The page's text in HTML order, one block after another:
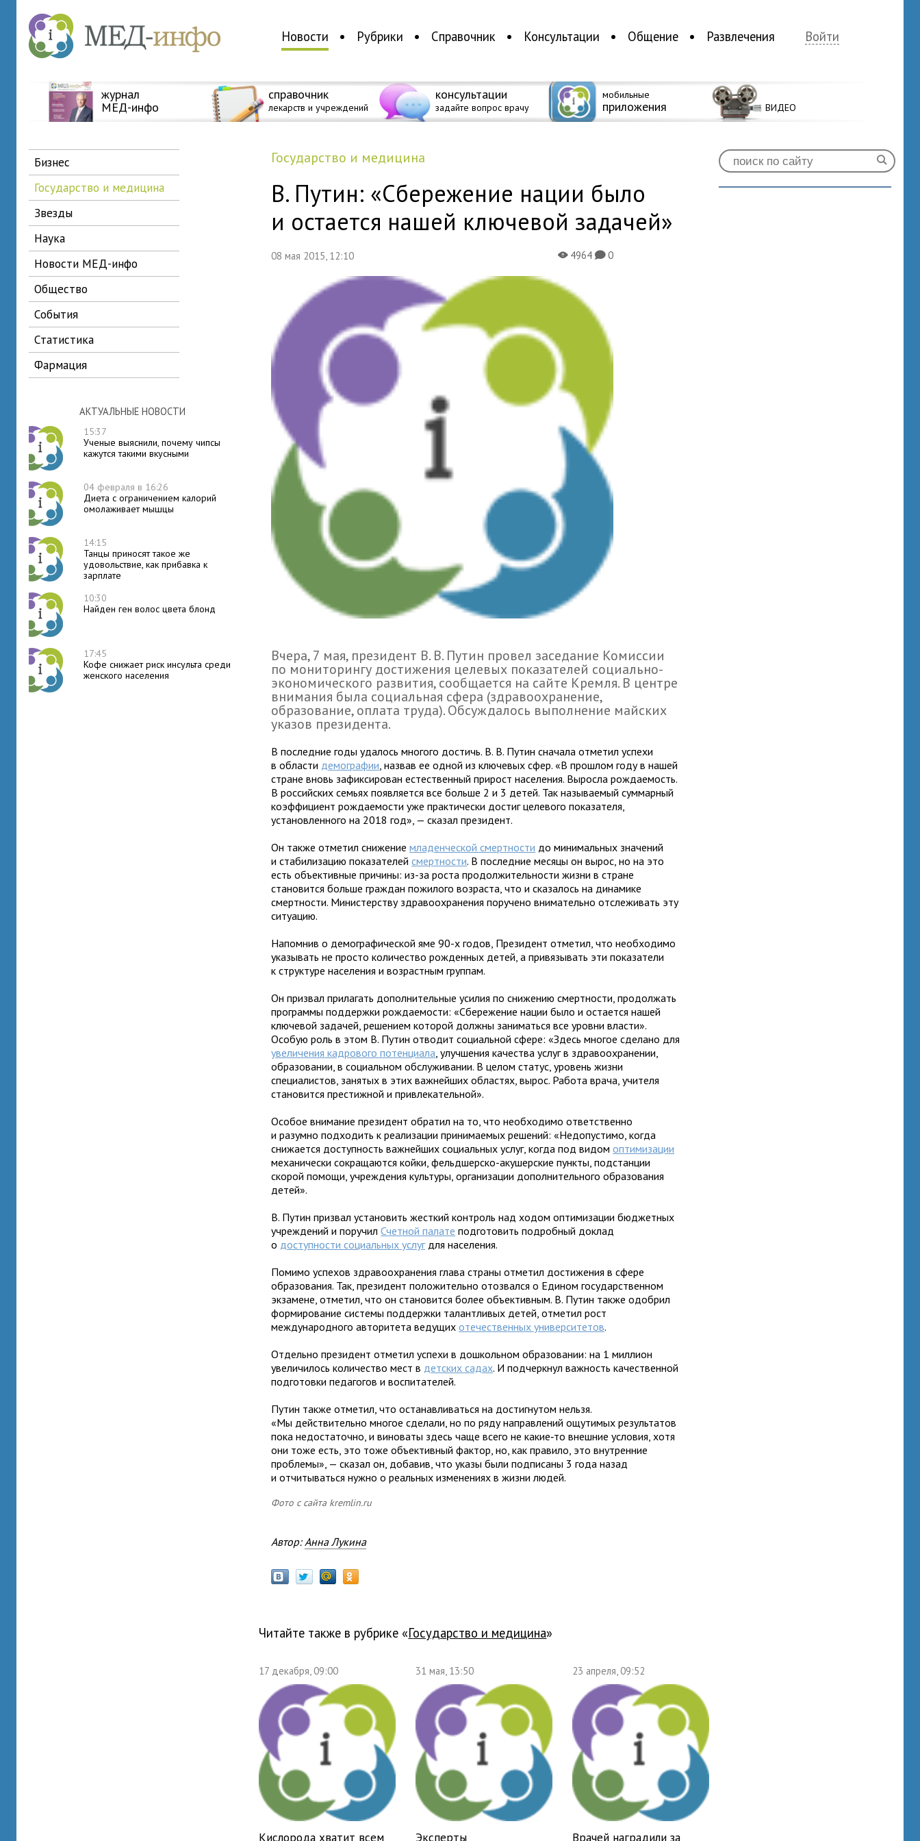
Новости Рубрики Справочник Консультации Общение Развлечения Войти
журнал
МЕД-инфо
справочник
лекарств и учреждений
консультации
задайте вопрос врачу
мобильные
приложения ВИДЕО
бизнес
государство и медицина
звезды
наука
новости МЕД-инфо
общество
события
статистика
фармация
АКТУАЛЬНЫЕ НОВОСТИ
15:37
Ученые выяснили, почему чипсы
кажутся такими вкусными
04 февраля в 16:26
Диета с ограничением калорий
омолаживает мышцы
14:15
Танцы приносят такое же
удовольствие, как прибавка к
зарплате
10:30
Найден ген волос цвета блонд
17:45
Кофе снижает риск инсульта среди
женского населения
государство и медицина
В. Путин: «Сбережение нации было
и остается нашей ключевой задачей»
08 мая 2015, 12:10 X4964K0
Вчера, 7 мая, президент В. В. Путин провел заседание Комиссии
по мониторингу достижения целевых показателей социально-
экономического развития, сообщается на сайте Кремля. В центре
внимания была социальная сфера (здравоохранение,
образование, оплата труда). Обсуждалось выполнение майских
указов президента.
В последние годы удалось многого достичь. В. В. Путин сначала отметил успехи
в области демографии, назвав ее одной из ключевых сфер. «В прошлом году в нашей
стране вновь зафиксирован естественный прирост населения. Выросла рождаемость.
В российских семьях появляется все больше 2 и 3 детей. Так называемый суммарный
коэффициент рождаемости уже практически достиг целевого показателя,
установленного на 2018 год», — сказал президент.
Он также отметил снижениемладенческой смертности до минимальных значений
и стабилизацию показателейсмертности. В последние месяцы он вырос, но на это
есть объективные причины: из-за роста продолжительности жизни в стране
становится больше граждан пожилого возраста, что и сказалось на динамике
смертности. Министерству здравоохранения поручено внимательно отслеживать эту
ситуацию.
Напомнив о демографической яме 90-х годов, Президент отметил, что необходимо
указывать не просто количество рожденных детей, а привязывать эти показатели
к структуре населения и возрастным группам.
Он призвал прилагать дополнительные усилия по снижению смертности, продолжать
программы поддержки рождаемости: «Сбережение нации было и остается нашей
ключевой задачей, решением которой должны заниматься все уровни власти».
Особую роль в этом В. Путин отводит социальной сфере: «Здесь многое сделано для
увеличения кадрового потенциала, улучшения качества услуг в здравоохранении,
образовании, в социальном обслуживании. В целом статус, уровень жизни
специалистов, занятых в этих важнейших областях, вырос. Работа врача, учителя
становится престижной и привлекательной».
Особое внимание президент обратил на то, что необходимо ответственно
и разумно подходить к реализации принимаемых решений: «Недопустимо, когда
снижается доступность важнейших социальных услуг, когда под видомоптимизации
механически сокращаются койки, фельдшерско-акушерские пункты, подстанции
скорой помощи, учреждения культуры, организации дополнительного образования
детей».
В. Путин призвал установить жесткий контроль над ходом оптимизации бюджетных
учреждений и поручилСчетной палате подготовить подробный доклад
о доступности социальных услугдля населения.
Помимо успехов здравоохранения глава страны отметил достижения в сфере
образования. Так, президент положительно отозвался о Едином государственном
экзамене, отметил, что он становится более объективным. В. Путин также одобрил
формирование системы поддержки талантливых детей, отметил рост
международного авторитета ведущихотечественных университетов.
Отдельно президент отметил успехи в дошкольном образовании: на 1 миллион
увеличилось количество мест в детских садах. И подчеркнул важность качественной
подготовки педагогов и воспитателей.
Путин также отметил, что останавливаться на достигнутом нельзя.
«Мы действительно многое сделали, но по ряду направлений ощутимых результатов
пока недостаточно, и виноваты здесь чаще всего не какие‑то внешние условия, хотя
они тоже есть, это тоже объективный фактор, но, как правило, это внутренние
проблемы», — сказал он, добавив, что указы были подписаны 3 года назад
и отчитываться нужно о реальных изменениях в жизни людей.
Фото с сайта kremlin.ru
Автор:Анна Лукина
Читайте также в рубрике « государство и медицина»
17 декабря, 09:00
Кислорода хватит всем
31 мая, 13:50
Эксперты
23 апреля, 09:52
Врачей наградили за